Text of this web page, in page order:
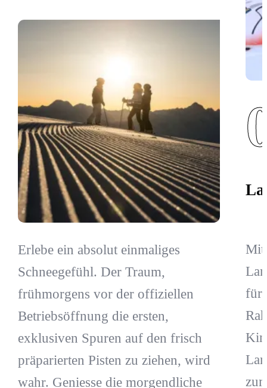
Erlebe ein absolut einmaliges
Schneegefühl. Der Traum,
frühmorgens vor der offiziellen
Betriebsöffnung die ersten,
exklusiven Spuren auf den frisch
präparierten Pisten zu ziehen, wird
wahr. Geniesse die morgendliche
Mit
für